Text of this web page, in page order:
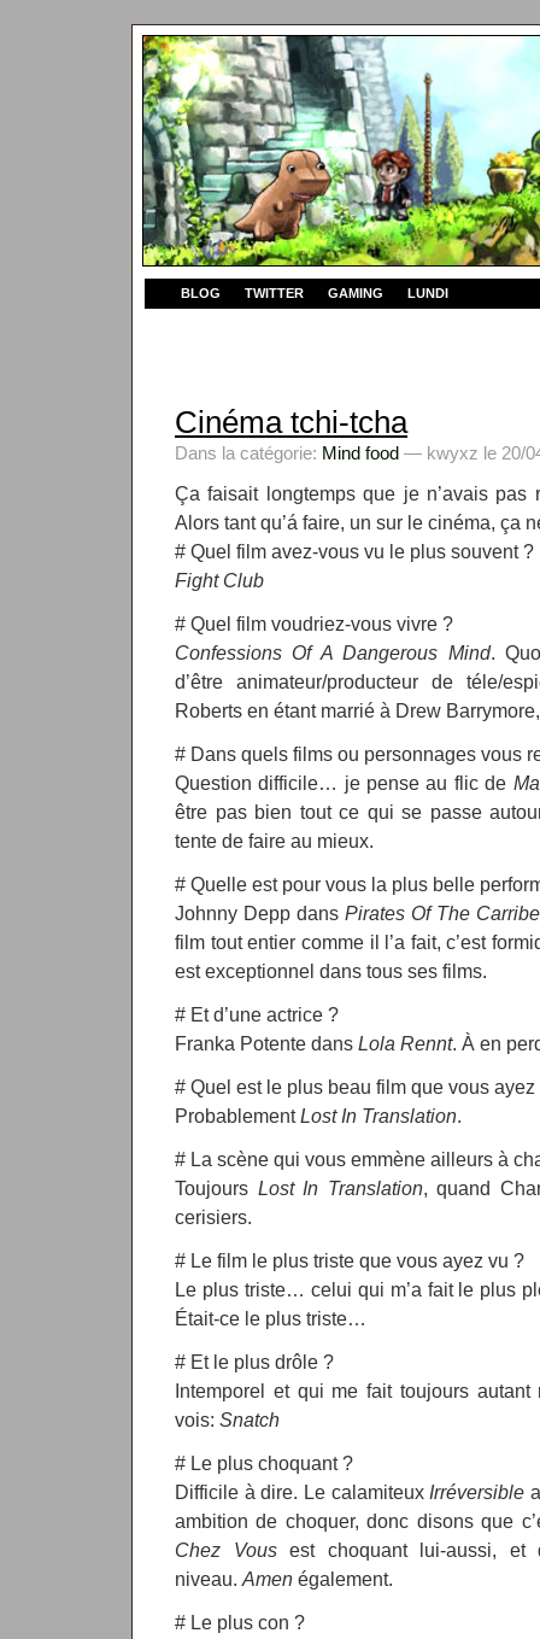
BLOG TWITTER GAMING LUNDI
Cinéma tchi-tcha
Dans la catégorie: Mind food — kwyxz le 20/
Ça faisait longtemps que je n’avais pas
Alors tant qu’á faire, un sur le cinéma, ça
# Quel film avez-vous vu le plus souvent ?
Fight Club
# Quel film voudriez-vous vivre ?
Confessions Of A Dangerous Mind.
d’être animateur/producteur de téle/
Roberts en étant marrié à Drew
# Dans quels films ou personnages vous
Question difficile… je pense au flic de
être pas bien tout ce qui se passe
tente de faire au mieux.
# Quelle est pour vous la plus belle
Johnny Depp dans Pirates Of The
film tout entier comme il l’a fait, c’est
est exceptionnel dans tous ses films.
# Et d’une actrice ?
Franka Potente dans Lola Rennt. À en
# Quel est le plus beau film que vous ayez
ProbablementLost In Translation.
# La scène qui vous emmène ailleurs à
Toujours Lost In Translation, quand
cerisiers.
# Le film le plus triste que vous ayez vu ?
Le plus triste… celui qui m’a fait le plus
Était-ce le plus triste…
# Et le plus drôle ?
Intemporel et qui me fait toujours
vois: Snatch
# Le plus choquant ?
Difficile à dire. Le calamiteux Irréversible
ambition de choquer, donc disons que
Chez Vousest choquant lui-aussi, et
niveau. Amen également.
# Le plus con ?